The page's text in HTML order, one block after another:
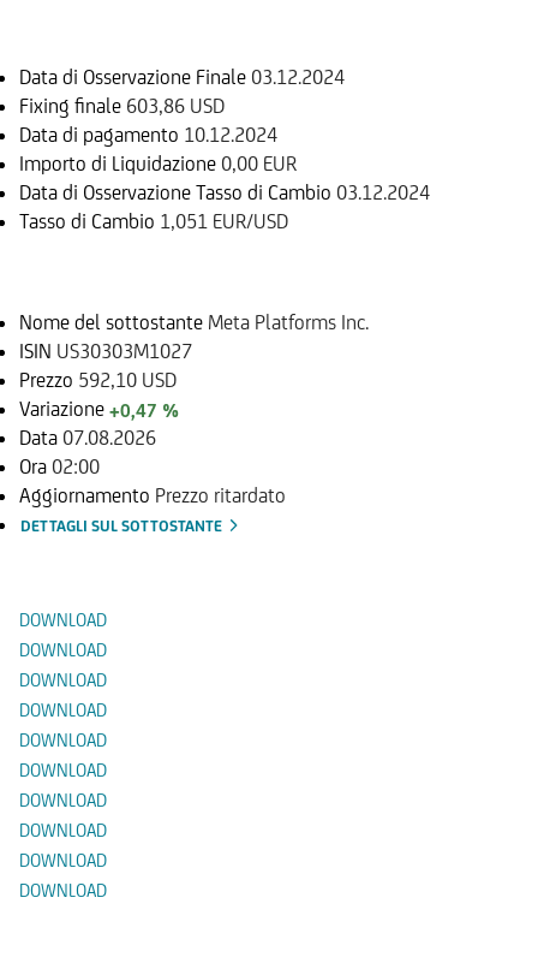
Data di Osservazione Finale 03.12.2024
Fixing finale 603,86 USD
Data di pagamento 10.12.2024
Importo di Liquidazione 0,00 EUR
Data di Osservazione Tasso di Cambio 03.12.2024
Tasso di Cambio 1,051 EUR/USD
Nome del sottostante Meta Platforms Inc.
ISIN US30303M1027
Prezzo 592,10 USD
Variazione +0,47 %
Data 07.08.2026
Ora 02:00
Aggiornamento Prezzo ritardato
DETTAGLI SUL SOTTOSTANTE
DOWNLOAD
DOWNLOAD
DOWNLOAD
DOWNLOAD
DOWNLOAD
DOWNLOAD
DOWNLOAD
DOWNLOAD
DOWNLOAD
DOWNLOAD